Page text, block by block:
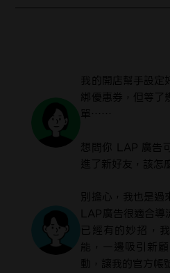
我的開店幫手設定
綁優惠券，但等了
單……
想問你 LAP 廣告
進了新好友，該怎
別擔心，我也是過
LAP廣告很適合導
已經有的妙招，
能，一邊吸引新
動，讓我的官方帳